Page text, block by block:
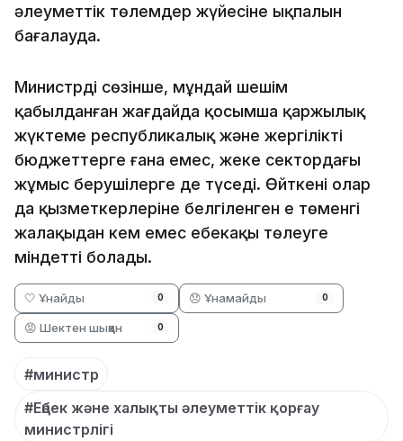
әлеуметтік төлемдер жүйесіне ықпалын
бағалауда.
Министрдің сөзінше, мұндай шешім
қабылданған жағдайда қосымша қаржылық
жүктеме республикалық және жергілікті
бюджеттерге ғана емес, жеке сектордағы
жұмыс берушілерге де түседі. Өйткені олар
да қызметкерлеріне белгіленген ең төменгі
жалақыдан кем емес еңбекақы төлеуге
міндетті болады.
🤍 Ұнайды 0 😞 Ұнамайды 0
😡 Шектен шыққан 0
#министр
#Еңбек және халықты әлеуметтік қорғау
министрлігі